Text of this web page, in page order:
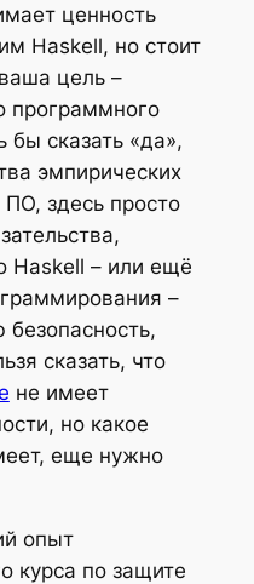
ценность
Haskell, но стоит
цель –
программного
бы сказать «да»,
эмпирических
ПО, здесь просто
Haskell – или ещё
–
сказать, что
не имеет
но какое
еще нужно
опыт
курса по защите